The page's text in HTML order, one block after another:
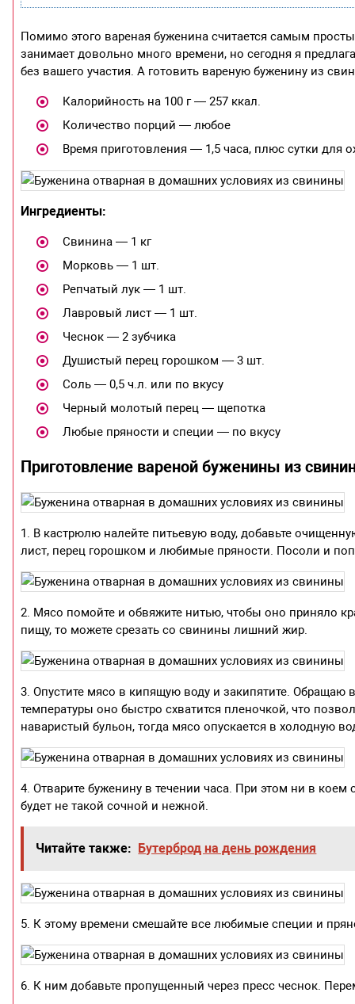
Помимо этого вареная буженина считается самым
занимает довольно много времени, но сегодня я
без вашего участия. А готовить вареную буженину из
Калорийность на 100 г — 257 ккал.
Количество порций — любое
Время приготовления — 1,5 часа, плюс сутки для
Ингредиенты:
Свинина — 1 кг
Морковь — 1 шт.
Репчатый лук — 1 шт.
Лавровый лист — 1 шт.
Чеснок — 2 зубчика
Душистый перец горошком — 3 шт.
Соль — 0,5 ч.л. или по вкусу
Черный молотый перец — щепотка
Любые пряности и специи — по вкусу
Приготовление вареной буженины из
1. В кастрюлю налейте питьевую воду, добавьте
лист, перец горошком и любимые пряности. Посоли и
2. Мясо помойте и обвяжите нитью, чтобы оно приняло
пищу, то можете срезать со свинины лишний жир.
3. Опустите мясо в кипящую воду и закипятите. Обращаю
температуры оно быстро схватится пленочкой, что
наваристый бульон, тогда мясо опускается в холодную
4. Отварите буженину в течении часа. При этом ни в
будет не такой сочной и нежной.
Читайте также: Бутерброд на день рождения
5. К этому времени смешайте все любимые специи и
6. К ним добавьте пропущенный через пресс чеснок.